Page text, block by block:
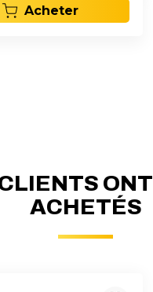
Acheter
ACHETÉS